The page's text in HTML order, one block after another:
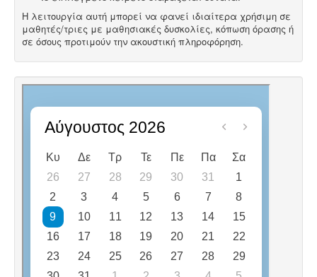
Η λειτουργία αυτή μπορεί να φανεί ιδιαίτερα χρήσιμη σε
μαθητές/τριες με μαθησιακές δυσκολίες, κόπωση όρασης ή
σε όσους προτιμούν την ακουστική πληροφόρηση.